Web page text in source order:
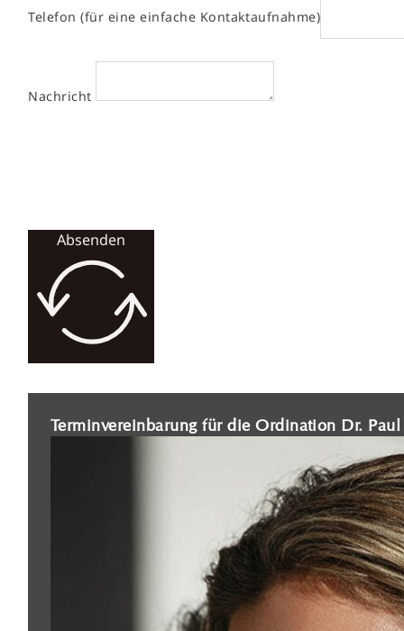
Telefon (für eine einfache Kontaktaufnahme)
Nachricht
Absenden
Terminvereinbarung für die Ordination Dr.